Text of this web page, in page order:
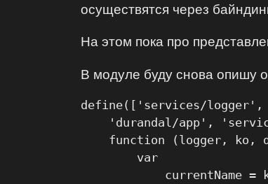
осуществятся через
На этом пока про
В модуле буду снова опишу
define(['services/logger',
'durandal/app',
function (logger, ko,
        var
currentName =